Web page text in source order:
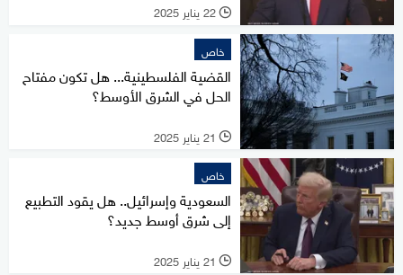
l 22 يناير 2025
خاص
القضية الفلسطينية... هل تكون مفتاح
الحل في الشرق الأوسط؟
l 21 يناير 2025
خاص
السعودية وإسرائيل.. هل يقود التطبيع
إلى شرق أوسط جديد؟
l 21 يناير 2025